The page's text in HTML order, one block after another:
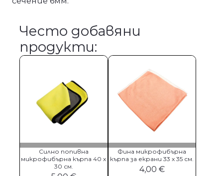
Често добавяни
продукти:
Силно попивна
микрофибърна кърпа 40 х
30 см.
Фина микрофибърна
кърпа за екрани 33 х 35 см.
4,00 €